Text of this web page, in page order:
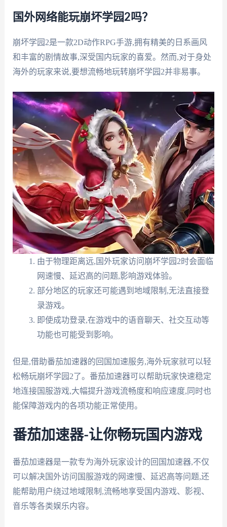
国外网络能玩崩坏学园2吗？
崩坏学园2是一款2D动作RPG手游,拥有精美的日系画风
和丰富的剧情故事,深受国内玩家的喜爱。然而,对于身处
海外的玩家来说,要想流畅地玩转崩坏学园2并非易事。
由于物理距离远,国外玩家访问崩坏学园2时会面临
网速慢、延迟高的问题,影响游戏体验。
部分地区的玩家还可能遇到地域限制,无法直接登
录游戏。
即使成功登录,在游戏中的语音聊天、社交互动等
功能也可能受到影响。
但是,借助番茄加速器的回国加速服务,海外玩家就可以轻
松畅玩崩坏学园2了。番茄加速器可以帮助玩家快速稳定
地连接国服游戏,大幅提升游戏流畅度和响应速度,同时也
能保障游戏内的各项功能正常使用。
番茄加速器-让你畅玩国内游戏
番茄加速器是一款专为海外玩家设计的回国加速器,不仅
可以解决国外访问国服游戏的网速慢、延迟高等问题,还
能帮助用户绕过地域限制,流畅地享受国内游戏、影视、
音乐等各类娱乐内容。